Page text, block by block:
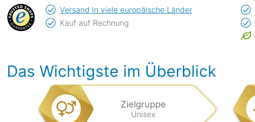
Versand in viele europäische Länder
Kauf auf Rechnung
Das Wichtigste im Überblick
Zielgruppe
Unisex